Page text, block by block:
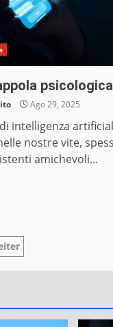
Ago 29, 2025
intelligenza
nostre vite,
amichevoli...